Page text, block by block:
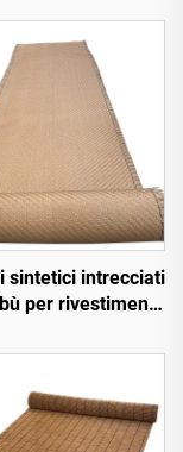
sintetici intrecciati
per rivestimenti